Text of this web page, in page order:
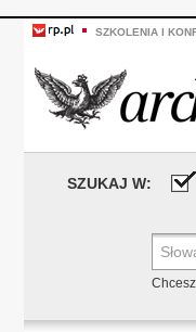
SZKOLENIA I
SZUKAJ W: